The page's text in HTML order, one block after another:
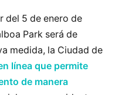
5 de enero de
Park será de
medida, la Ciudad de
línea que permite
de manera